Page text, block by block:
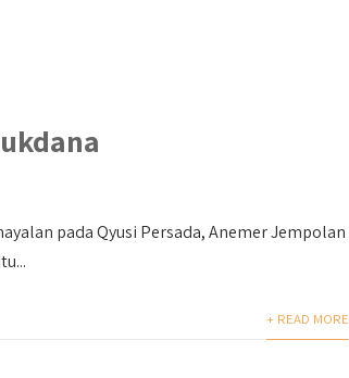
pada Qyusi Persada, Anemer Jempolan
+ READ MORE